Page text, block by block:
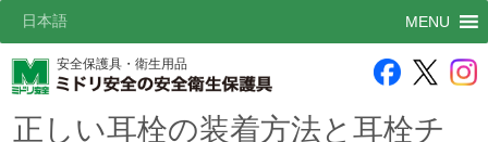
安全保護具・衛生用品
MENU
日本語
正しい耳栓の装着方法と耳栓チ